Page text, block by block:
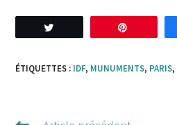
ÉTIQUETTES : IDF, MUNUMENTS, PARIS,